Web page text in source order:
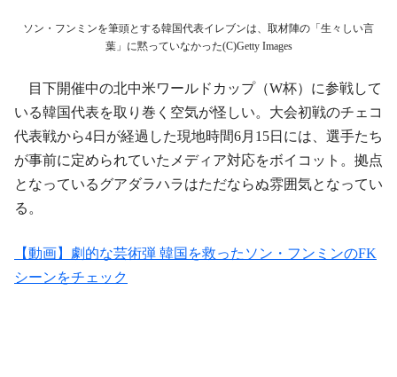
ソン・フンミンを筆頭とする韓国代表イレブンは、取材陣の「生々しい言
葉」に黙っていなかった(C)Getty Images
目下開催中の北中米ワールドカップ（W杯）に参戦して
いる韓国代表を取り巻く空気が怪しい。大会初戦のチェコ
代表戦から4日が経過した現地時間6月15日には、選手たち
が事前に定められていたメディア対応をボイコット。拠点
となっているグアダラハラはただならぬ雰囲気となってい
る。
【動画】劇的な芸術弾 韓国を救ったソン・フンミンのFK
シーンをチェック